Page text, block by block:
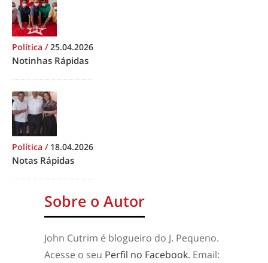
Política /25.04.2026
Notinhas Rápidas
Política / 18.04.2026
Notas Rápidas
Sobre o Autor
John Cutrim é blogueiro do J. Pequeno.
Acesse o seu Perfil no Facebook. Email: